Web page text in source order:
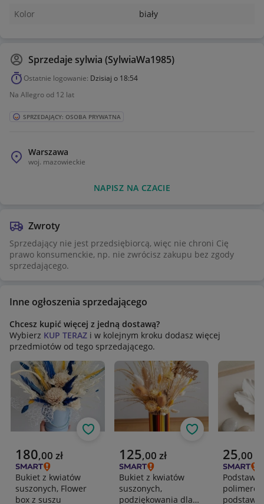
Kolor
biały
Sprzedajesylwia (SylwiaWa1985)
Ostatnie logowanie: Dzisiaj o 18:54
Na Allegro od 12 lat
SPRZEDAJĄCY: OSOBA PRYWATNA
Warszawa
woj. mazowieckie
NAPISZ NA CZACIE
Zwroty
Sprzedający nie jest przedsiębiorcą, więc nie chroni Cię
prawo konsumenckie, np. nie zwrócisz zakupu bez zgody
sprzedającego.
Inne ogłoszenia sprzedającego
Chcesz kupić więcej z jedną dostawą?
Wybierz KUP TERAZ i w kolejnym kroku dodasz więcej
przedmiotów od tego sprzedającego.
Aktualna cena
180,00 zł
Bukiet z kwiatów
suszonych, Flower
box z suszu
Obserwuj
Aktualna cena
125,00 zł
Bukiet z kwiatów
suszonych,
podziękowania dla
Obserwuj
Aktualna
25,00